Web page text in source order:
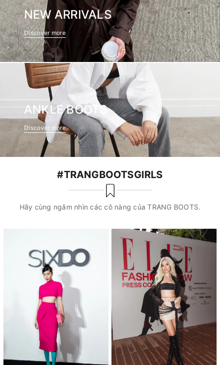
NEW ARRIVALS
Discover more
ANKLE BOOTS
Discover more
#TRANGBOOTSGIRLS
Hãy cùng ngắm nhìn các cô nàng của TRANG BOOTS.